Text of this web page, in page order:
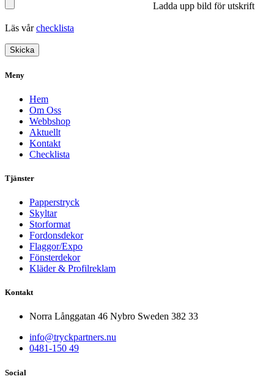
Ladda upp bild för utskrift
Läs vårchecklista
Meny
Hem
Om Oss
Webbshop
Aktuellt
Kontakt
Checklista
Tjänster
Papperstryck
Skyltar
Storformat
Fordonsdekor
Flaggor/Expo
Fönsterdekor
Kläder & Profilreklam
Kontakt
Norra Långgatan 46 Nybro Sweden 382 33
info@tryckpartners.nu
0481-150 49
Social